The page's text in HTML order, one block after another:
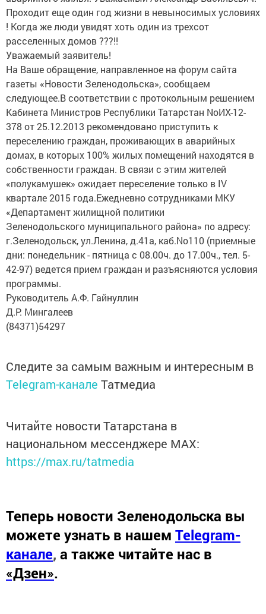
Проходит еще один год жизни в невыносимых условиях
! Когда же люди увидят хоть один из трехсот
расселенных домов ???!!
Уважаемый заявитель!
На Ваше обращение, направленное на форум сайта
газеты «Новости Зеленодольска», сообщаем
следующее.В соответствии с протокольным решением
Кабинета Министров Республики Татарстан NoИХ-12-
378 от 25.12.2013 рекомендовано приступить к
переселению граждан, проживающих в аварийных
домах, в которых 100% жилых помещений находятся в
собственности граждан. В связи с этим жителей
«полукамушек» ожидает переселение только в IV
квартале 2015 года.Ежедневно сотрудниками МКУ
«Департамент жилищной политики
Зеленодольского муниципального района» по адресу:
г.Зеленодольск, ул.Ленина, д.41а, каб.No110 (приемные
дни: понедельник - пятница с 08.00ч. до 17.00ч., тел. 5-
42-97) ведется прием граждан и разъясняются условия
программы.
Руководитель А.Ф. Гайнуллин
Д.Р. Мингалеев
(84371)54297
Следите за самым важным и интересным в
Telegram-канале Татмедиа
Читайте новости Татарстана в
национальном мессенджере MАХ:
https://max.ru/tatmedia
Теперь новости Зеленодольска вы
можете узнать в нашем Telegram-
канале, а также читайте нас в
«Дзен».